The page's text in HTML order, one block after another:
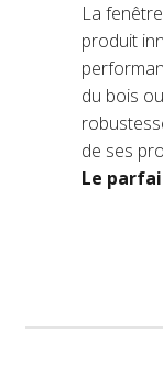
La fenêtre
produit
du bois
de ses
Le